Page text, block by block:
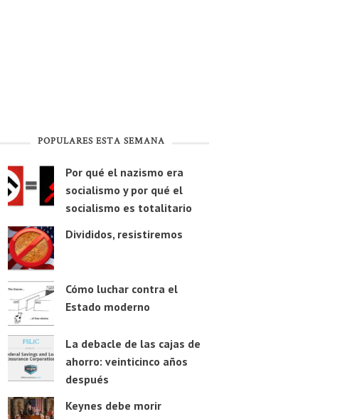
POPULARES ESTA SEMANA
Por qué el nazismo era
socialismo y por qué el
socialismo es totalitario
Divididos, resistiremos
Cómo luchar contra el
Estado moderno
La debacle de las cajas de
ahorro: veinticinco años
después
Keynes debe morir